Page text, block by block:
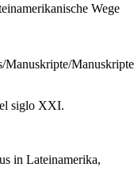
Wege
siglo XXI.
in Lateinamerika,